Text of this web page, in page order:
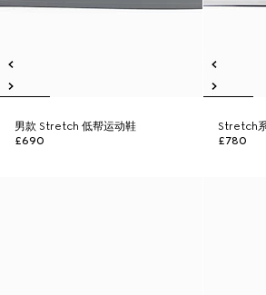
男款 Stretch 低帮运动鞋
£690
Stretch
£780